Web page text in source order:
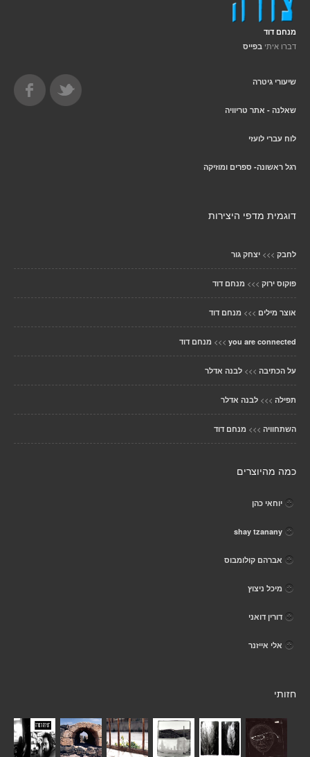
מנחם דוד
דברו איתי בפייס
שיעורי גיטרה
שאלנה - אתר טריוויה
לוח עברי לועזי
רגל ראשונה- ספרים ומוזיקה
דוגמית מדפי היצירות
לחבק >>> יצחק גור
פוקוס ירוק >>> מנחם דוד
אוצר מילים >>> מנחם דוד
you are connected
>>> מנחם דוד
על הכתיבה >>> לבנה אדלר
תפילה >>> לבנה אדלר
השתחוויה >>> מנחם דוד
כמה מהיוצרים
יוחאי כהן
shay tzanany
אברהם קולומבוס
מיכל ניצוץ
דורין דואני
אלי אייזנר
חזותי